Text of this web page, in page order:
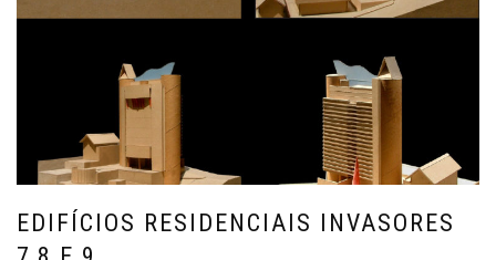
EDIFÍCIOS RESIDENCIAIS INVASORES